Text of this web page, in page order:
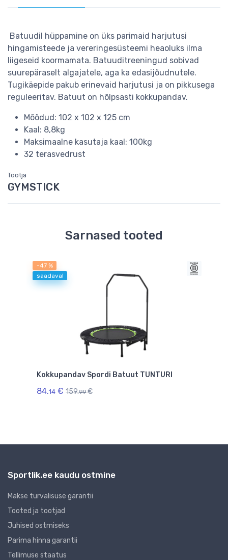
Batuudil hüppamine on üks parimaid harjutusi
hingamisteede ja vereringesüsteemi heaoluks ilma
liigeseid koormamata. Batuuditreeningud sobivad
suurepäraselt algajatele, aga ka edasijõudnutele.
Tugikäepide pakub erinevaid harjutusi ja on pikkusega
reguleeritav. Batuut on hõlpsasti kokkupandav.
Mõõdud: 102 x 102 x 125 cm
Kaal: 8,8kg
Maksimaalne kasutaja kaal: 100kg
32 terasvedrust
Tootja
GYMSTICK
Sarnased tooted
-47 %
saadaval
Kokkupandav Spordi Batuut TUNTURI
84.14 € 159.99€
Sportlik.ee kaudu ostmine
Makse turvalisuse garantii
Tooted ja tootjad
Juhised ostmiseks
Parima hinna garantii
Tellimuse staatus